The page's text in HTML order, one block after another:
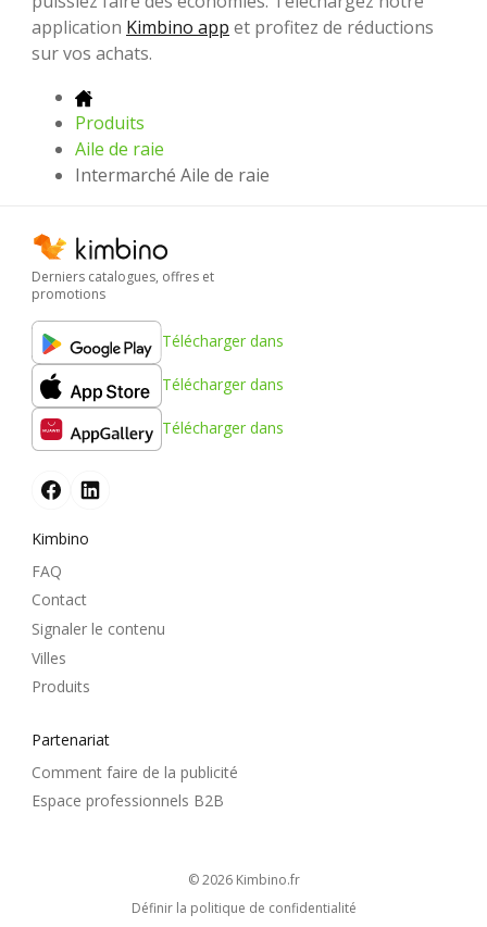
application Kimbino app et profitez de réductions
sur vos achats.
Produits
Aile de raie
Intermarché Aile de raie
Derniers catalogues, offres et
promotions
Télécharger dans
Télécharger dans
Télécharger dans
Kimbino
FAQ
Contact
Signaler le contenu
Villes
Produits
Partenariat
Comment faire de la publicité
Espace professionnels B2B
© 2026 kimbino.fr
Définir la politique de confidentialité